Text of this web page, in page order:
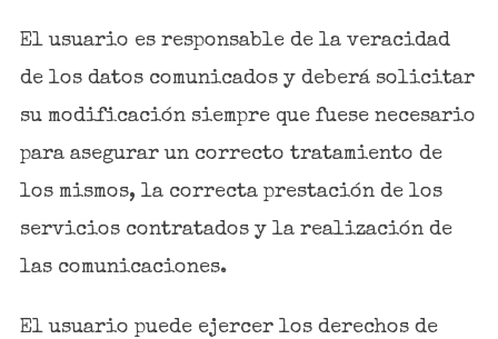
El usuario es responsable de la veracidad
de los datos comunicados y deberá solicitar
su modificación siempre que fuese necesario
para asegurar un correcto tratamiento de
los mismos, la correcta prestación de los
servicios contratados y la realización de
las comunicaciones.
El usuario puede ejercer los derechos de